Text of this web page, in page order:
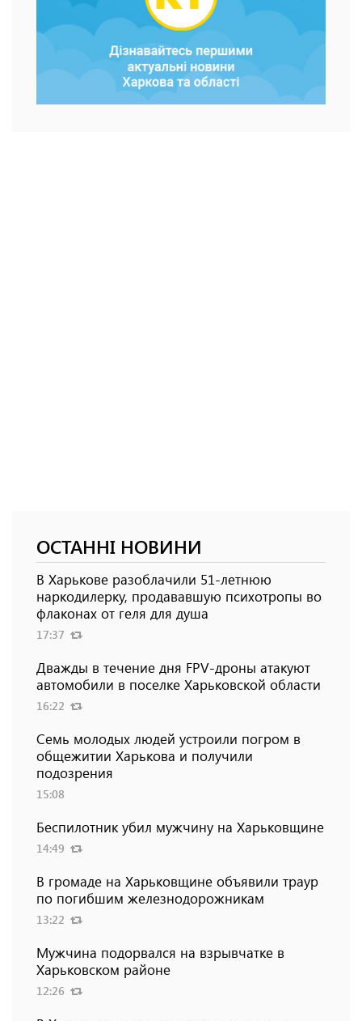
ОСТАННІ НОВИНИ
В Харькове разоблачили 51-летнюю
наркодилерку, продававшую психотропы во
флаконах от геля для душа
17:37
Дважды в течение дня FPV-дроны атакуют
автомобили в поселке Харьковской области
16:22
Семь молодых людей устроили погром в
общежитии Харькова и получили
подозрения
15:08
Беспилотник убил мужчину на Харьковщине
14:49
В громаде на Харьковщине объявили траур
по погибшим железнодорожникам
13:22
Мужчина подорвался на взрывчатке в
Харьковском районе
12:26